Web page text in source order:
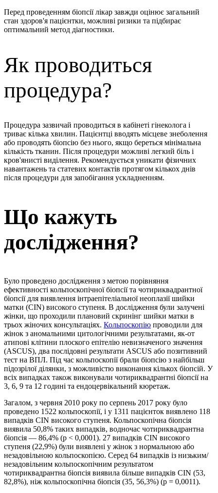
Перед проведенням біопсії лікар завжди оцінює загальний
стан здоров'я пацієнтки, можливі ризики та підбирає
оптимальний метод діагностики.
Як проводиться
процедура?
Процедура зазвичай проводиться в кабінеті гінеколога і
триває кілька хвилин. Пацієнтці вводять місцеве знеболення
або проводять біопсію без нього, якщо береться мінімальна
кількість тканин. Після процедури можливі легкий біль і
кров'янисті виділення. Рекомендується уникати фізичних
навантажень та статевих контактів протягом кількох днів
після процедури для запобігання ускладненням.
Що кажуть
дослідження?
Було проведено дослідження з метою порівняння
ефективності кольпоскопічної біопсії та чотириквадрантної
біопсії для виявлення інтраепітеліальної неоплазії шийки
матки (CIN) високого ступеня. В дослідження були залучені
жінки, що проходили плановий скринінг шийки матки в
трьох жіночих консультаціях. Кольпоскопію проводили для
жінок з аномальними цитологічними результатами, як-от
атипові клітини плоского епітелію невизначеного значення
(ASCUS), два послідовні результати ASCUS або позитивний
тест на ВПЛ. Під час кольпоскопії брали біопсію з найбільш
підозрілої ділянки, з можливістю виконання кількох біопсій. У
всіх випадках також виконували чотириквадрантні біопсії на
3, 6, 9 та 12 годині та ендоцервікальний кюретаж.
Загалом, з червня 2010 року по серпень 2017 року було
проведено 1522 кольпоскопії, і у 1311 пацієнток виявлено 118
випадків CIN високого ступеня. Кольпоскопічна біопсія
виявила 50,8% таких випадків, водночас чотириквадрантна
біопсія — 86,4% (p < 0,0001). 27 випадків CIN високого
ступеня (22,9%) були виявлені у жінок з нормальною або
незадовільною кольпоскопією. Серед 64 випадків із низьким/
незадовільним кольпоскопічним результатом
чотириквадрантна біопсія виявила більше випадків CIN (53,
82,8%), ніж кольпоскопічна біопсія (35, 56,3%) (p = 0,0011).